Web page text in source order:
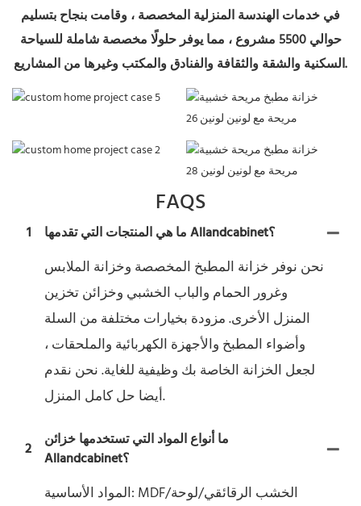
في خدمات الهندسة المنزلية المخصصة ، وقامت بنجاح بتسليم
حوالي 5500 مشروع ، مما يوفر حلولًا مخصصة شاملة للسياحة
السكنية والشقة والثقافة والفنادق والمكتب وغيرها من المشاريع.
FAQS
1 ما هي المنتجات التي تقدمها Allandcabinet؟
نحن نوفر خزانة المطبخ المخصصة وخزانة الملابس
وغرور الحمام والباب الخشبي وخزائن تخزين
المنزل الأخرى. مزودة بخيارات مختلفة من السلة
وأضواء المطبخ والأجهزة الكهربائية والملحقات ،
لجعل الخزانة الخاصة بك وظيفية للغاية. نحن نقدم
أيضا حل كامل المنزل.
2
ما أنواع المواد التي تستخدمها خزائن
Allandcabinet؟
المواد الأساسية: MDF/الخشب الرقائقي/لوحة